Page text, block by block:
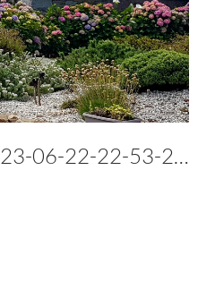
Arguenon-2023-06-22-22-53-29 2